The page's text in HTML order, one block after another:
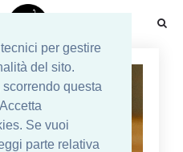
per gestire
del sito.
questa
Se vuoi
parte relativa